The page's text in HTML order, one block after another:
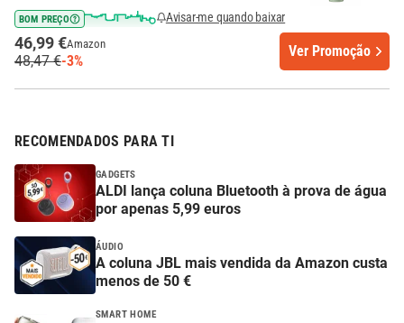
BOM PREÇO Avisar-me quando baixar
46,99 €Amazon
48,47 €-3%
Ver Promoção
RECOMENDADOS PARA TI
GADGETS
ALDI lança coluna Bluetooth à prova de água
por apenas 5,99 euros
ÁUDIO
A coluna JBL mais vendida da Amazon custa
menos de 50 €
SMART HOME